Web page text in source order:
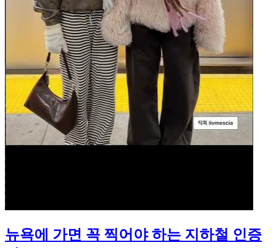
뉴욕에 가면 꼭 찍어야 하는 지하철 인증